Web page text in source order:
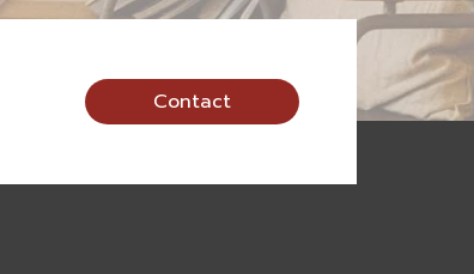
Contact